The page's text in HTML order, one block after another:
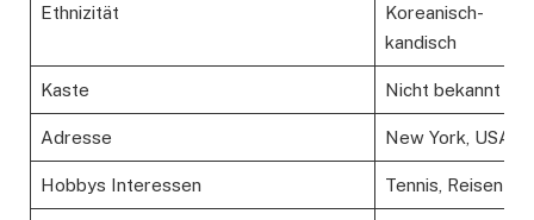
Ethnizität
Koreanisch-
kandisch
Kaste Nicht bekannt
Adresse New York, USA
Hobbys Interessen Tennis, Reisen